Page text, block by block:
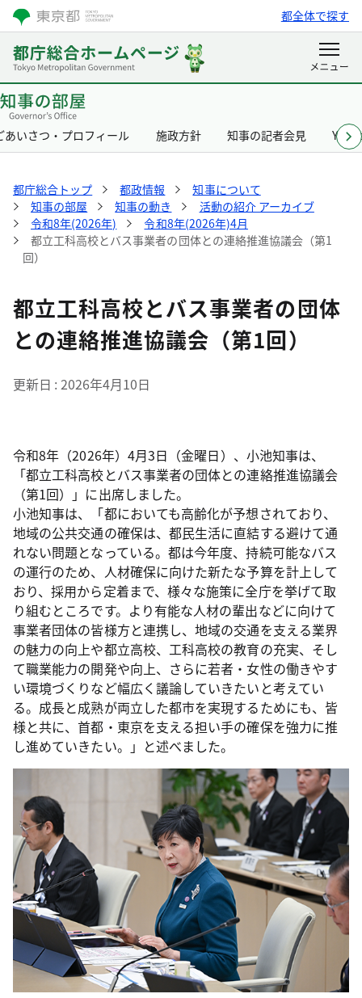
都全体で探す
あいさつ・プロフィール 施政方針 知事の記者会見
都庁総合トップ 都政情報
知事について
知事の部屋
知事の動き
活動の紹介 アーカイブ
令和8年(2026年)
令和8年(2026年)4月
都立工科高校とバス事業者の団体との連絡推進協議会（第1
回）
都立工科高校とバス事業者の団体
との連絡推進協議会（第1回）
更新日 2026年4月10日
令和8年（2026年）4月3日（金曜日）、小池知事は、
「都立工科高校とバス事業者の団体との連絡推進協議会
（第1回）」に出席しました。
小池知事は、「都においても高齢化が予想されており、
地域の公共交通の確保は、都民生活に直結する避けて通
れない問題となっている。都は今年度、持続可能なバス
の運行のため、人材確保に向けた新たな予算を計上して
おり、採用から定着まで、様々な施策に全庁を挙げて取
り組むところです。より有能な人材の輩出などに向けて
事業者団体の皆様方と連携し、地域の交通を支える業界
の魅力の向上や都立高校、工科高校の教育の充実、そし
て職業能力の開発や向上、さらに若者・女性の働きやす
い環境づくりなど幅広く議論していきたいと考えてい
る。成長と成熟が両立した都市を実現するためにも、皆
様と共に、首都・東京を支える担い手の確保を強力に推
し進めていきたい。」と述べました。